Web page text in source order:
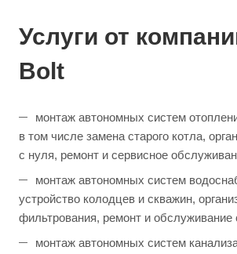
Услуги от
Bolt
монтаж автономных систем
в том числе замена старого котла,
с нуля, ремонт и сервисное
монтаж автономных систем
устройство колодцев и скважин,
фильтрования, ремонт и обслуживание
монтаж автономных систем